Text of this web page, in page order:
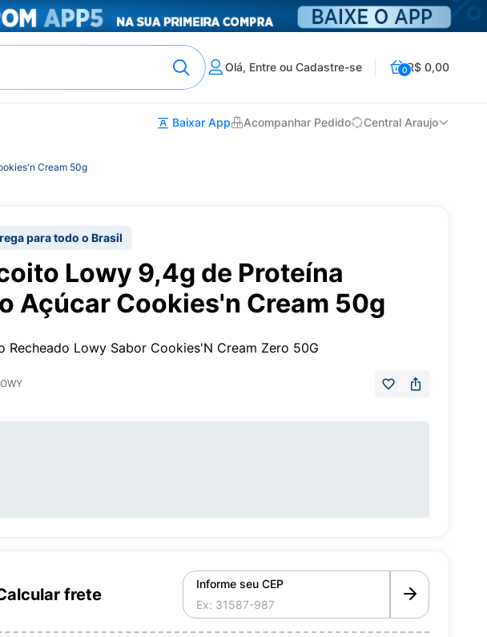
Olá, Entre ou Cadastre-se 0R$ 0,00
Baixar App Acompanhar Pedido Central Araujo
Cream 50g
para todo o Brasil
Lowy 9,4g de Proteína
Açúcar Cookies'n Cream 50g
Recheado Lowy Sabor Cookies'N Cream Zero 50G
frete
Informe seu CEP